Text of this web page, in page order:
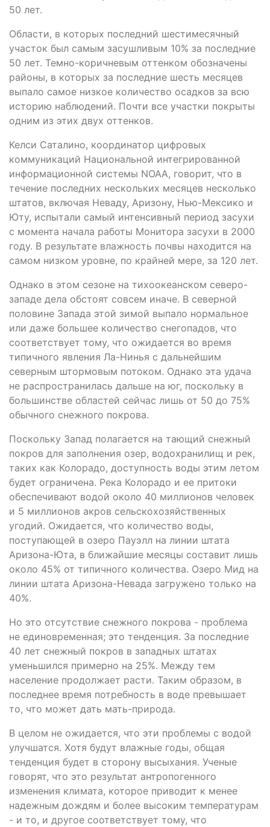
50 лет.
Области, в которых последний шестимесячный
участок был самым засушливым 10% за последние
50 лет. Темно-коричневым оттенком обозначены
районы, в которых за последние шесть месяцев
выпало самое низкое количество осадков за всю
историю наблюдений. Почти все участки покрыты
одним из этих двух оттенков.
Келси Саталино, координатор цифровых
коммуникаций Национальной интегрированной
информационной системы NOAA, говорит, что в
течение последних нескольких месяцев несколько
штатов, включая Неваду, Аризону, Нью-Мексико и
Юту, испытали самый интенсивный период засухи
с момента начала работы Монитора засухи в 2000
году. В результате влажность почвы находится на
самом низком уровне, по крайней мере, за 120 лет.
Однако в этом сезоне на тихоокеанском северо-
западе дела обстоят совсем иначе. В северной
половине Запада этой зимой выпало нормальное
или даже большее количество снегопадов, что
соответствует тому, что ожидается во время
типичного явления Ла-Нинья с дальнейшим
северным штормовым потоком. Однако эта удача
не распространилась дальше на юг, поскольку в
большинстве областей сейчас лишь от 50 до 75%
обычного снежного покрова.
Поскольку Запад полагается на тающий снежный
покров для заполнения озер, водохранилищ и рек,
таких как Колорадо, доступность воды этим летом
будет ограничена. Река Колорадо и ее притоки
обеспечивают водой около 40 миллионов человек
и 5 миллионов акров сельскохозяйственных
угодий. Ожидается, что количество воды,
поступающей в озеро Пауэлл на линии штата
Аризона-Юта, в ближайшие месяцы составит лишь
около 45% от типичного количества. Озеро Мид на
линии штата Аризона-Невада загружено только на
40%.
Но это отсутствие снежного покрова - проблема
не единовременная; это тенденция. За последние
40 лет снежный покров в западных штатах
уменьшился примерно на 25%. Между тем
население продолжает расти. Таким образом, в
последнее время потребность в воде превышает
то, что может дать мать-природа.
В целом не ожидается, что эти проблемы с водой
улучшатся. Хотя будут влажные годы, общая
тенденция будет в сторону высыхания. Ученые
говорят, что это результат антропогенного
изменения климата, которое приводит к менее
надежным дождям и более высоким температурам
- и то, и другое соответствует тому, что